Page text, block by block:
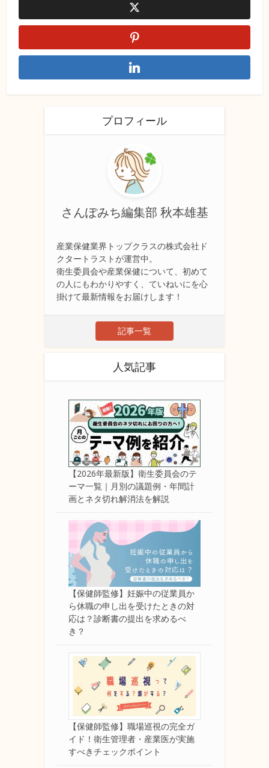
プロフィール
さんぽみち編集部 秋本雄基
産業保健業界トップクラスの株式会社ド
クタートラストが運営中。
衛生委員会や産業保健について、初めて
の人にもわかりやすく、ていねいにを心
掛けて最新情報をお届けします！
記事一覧
人気記事
【2026年最新版】衛生委員会のテ
ーマ一覧｜月別の議題例・年間計
画とネタ切れ解消法を解説
【保健師監修】妊娠中の従業員か
ら休職の申し出を受けたときの対
応は？診断書の提出を求めるべ
き？
【保健師監修】職場巡視の完全ガ
イド！衛生管理者・産業医が実施
すべきチェックポイント